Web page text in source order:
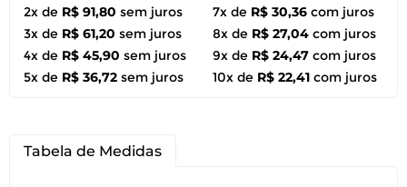
2x de R$ 91,80 sem juros
3x de R$ 61,20 sem juros
4x de R$ 45,90 sem juros
5x de R$ 36,72 sem juros
7x de R$ 30,36 com juros
8x de R$ 27,04 com juros
9x de R$ 24,47 com juros
10x de R$ 22,41 com juros
Tabela de Medidas